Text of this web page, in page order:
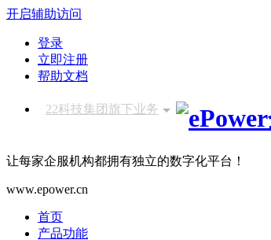
开启辅助访问
登录
立即注册
帮助文档
22科技集团旗下业务
让每家企服机构都拥有独立的数字化平台！
www.epower.cn
首页
产品功能